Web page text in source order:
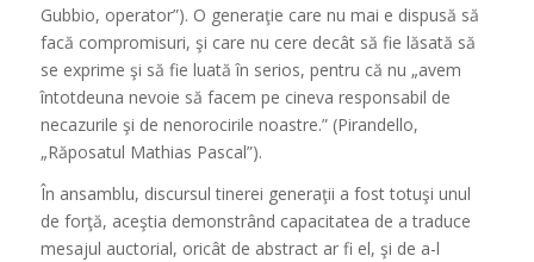
Gubbio, operator”). O generaţie care nu mai e dispusă să
facă compromisuri, şi care nu cere decât să fie lăsată să
se exprime şi să fie luată în serios, pentru că nu „avem
întotdeuna nevoie să facem pe cineva responsabil de
necazurile şi de nenorocirile noastre.” (Pirandello,
„Răposatul Mathias Pascal”).
În ansamblu, discursul tinerei generaţii a fost totuşi unul
de forţă, aceştia demonstrând capacitatea de a traduce
mesajul auctorial, oricât de abstract ar fi el, şi de a-l